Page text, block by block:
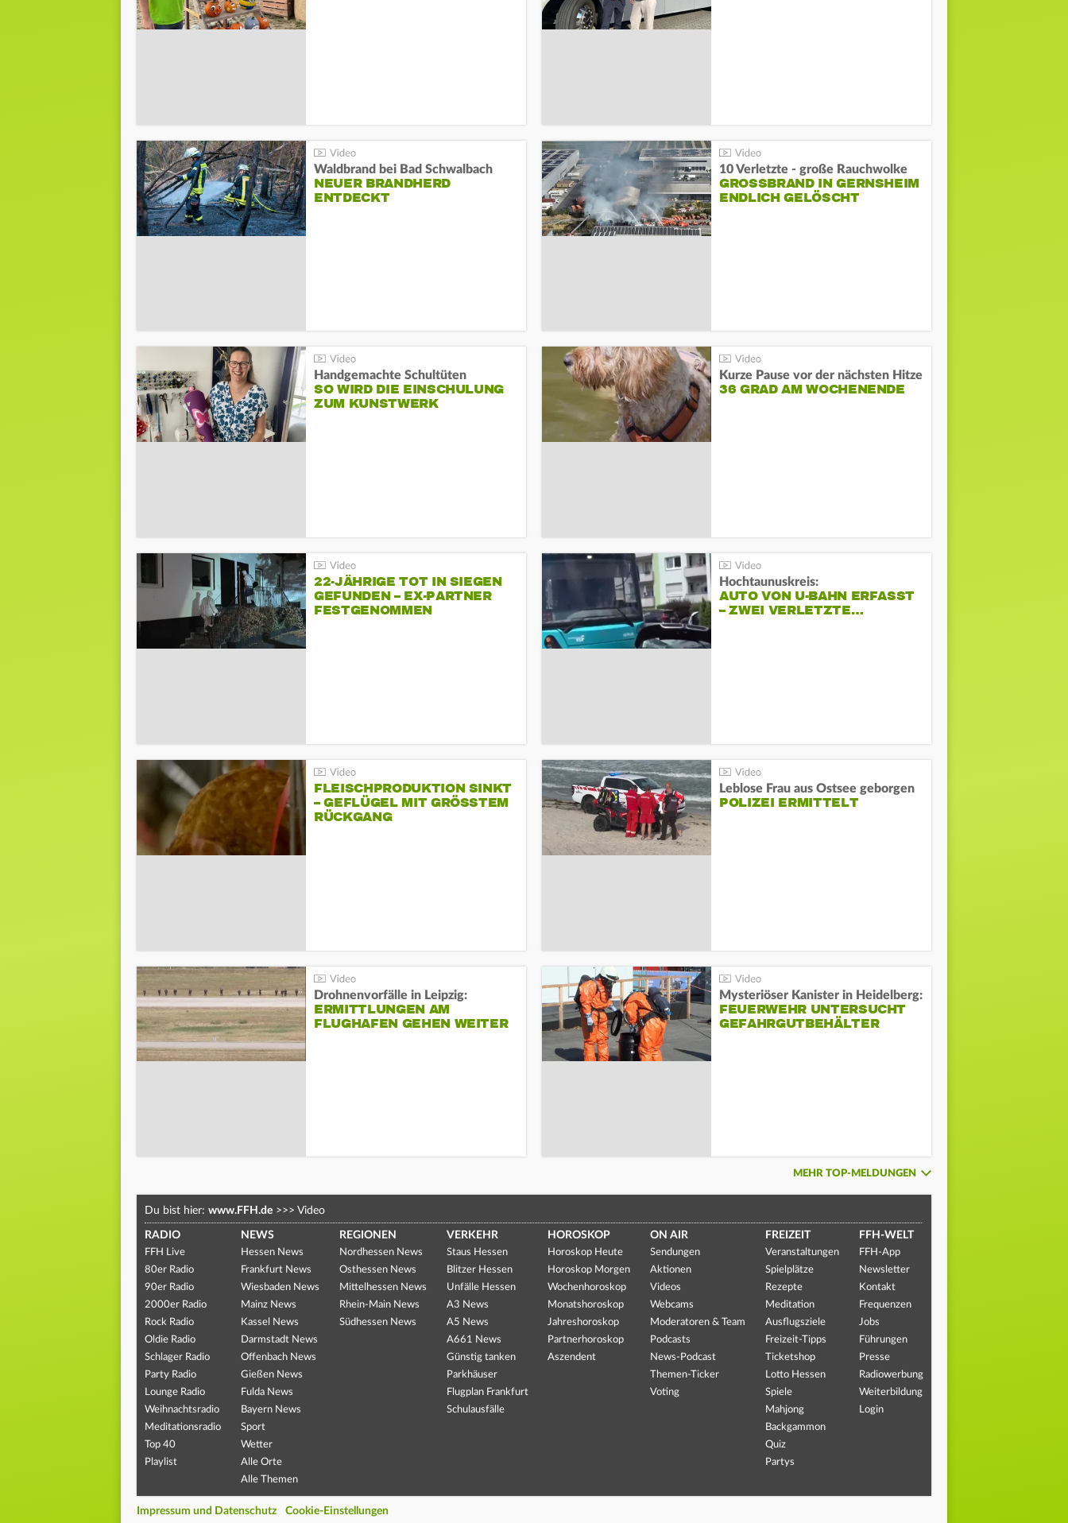
Waldbrand bei Bad Schwalbach
NEUER BRANDHERD
ENTDECKT
10 Verletzte - große Rauchwolke
GROSSBRAND IN GERNSHEIM E
NDLICH GELÖSCHT
Handgemachte Schultüten
SO WIRD DIE EINSCHULUNG
ZUM KUNSTWERK
Kurze Pause vor der nächsten Hitze
36 GRAD AM WOCHENENDE
22-JÄHRIGE TOT IN SIEGEN
GEFUNDEN – EX-PARTNER
FESTGENOMMEN
Hochtaunuskreis:
AUTO VON U-BAHN ERFASST
– ZWEI VERLETZTE…
FLEISCHPRODUKTION SINKT
– GEFLÜGEL MIT GRÖSSTEM R
ÜCKGANG
Leblose Frau aus Ostsee geborgen
POLIZEI ERMITTELT
Drohnenvorfälle in Leipzig:
ERMITTLUNGEN AM
FLUGHAFEN GEHEN WEITER
Mysteriöser Kanister in Heidelberg:
FEUERWEHR UNTERSUCHT
GEFAHRGUTBEHÄLTER
MEHR TOP-MELDUNGEN
Du bist hier: www.FFH.de >>> Video
RADIO
FFH Live
80er Radio
90er Radio
2000er Radio
Rock Radio
Oldie Radio
Schlager Radio
Party Radio
Lounge Radio
Weihnachtsradio
Meditationsradio
Top 40
Playlist
NEWS
Hessen News
Frankfurt News
Wiesbaden News
Mainz News
Kassel News
Darmstadt News
Offenbach News
Gießen News
Fulda News
Bayern News
Sport
Wetter
Alle Orte
Alle Themen
REGIONEN
Nordhessen News
Osthessen News
Mittelhessen News
Rhein-Main News
Südhessen News
VERKEHR
Staus Hessen
Blitzer Hessen
Unfälle Hessen
A3 News
A5 News
A661 News
Günstig tanken
Parkhäuser
Flugplan Frankfurt
Schulausfälle
HOROSKOP
Horoskop Heute
Horoskop Morgen
Wochenhoroskop
Monatshoroskop
Jahreshoroskop
Partnerhoroskop
Aszendent
ON AIR
Sendungen
Aktionen
Videos
Webcams
Moderatoren & Team
Podcasts
News-Podcast
Themen-Ticker
Voting
FREIZEIT
Veranstaltungen
Spielplätze
Rezepte
Meditation
Ausflugsziele
Freizeit-Tipps
Ticketshop
Lotto Hessen
Spiele
Mahjong
Backgammon
Quiz
Partys
FFH-WELT
FFH-App
Newsletter
Kontakt
Frequenzen
Jobs
Führungen
Presse
Radiowerbung
Weiterbildung
Login
Impressum und Datenschutz Cookie-Einstellungen